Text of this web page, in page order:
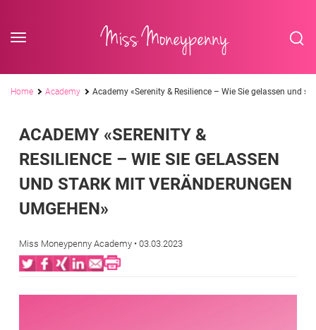
Miss Moneypenny
Pfadnavigation
Home Academy Academy «Serenity & Resilience – Wie Sie gelassen und
ACADEMY «SERENITY &
RESILIENCE – WIE SIE GELASSEN
UND STARK MIT VERÄNDERUNGEN
UMGEHEN»
Miss Moneypenny Academy • 03.03.2023
Twitter
Facebook
XING
LinkedIn
Email
Print